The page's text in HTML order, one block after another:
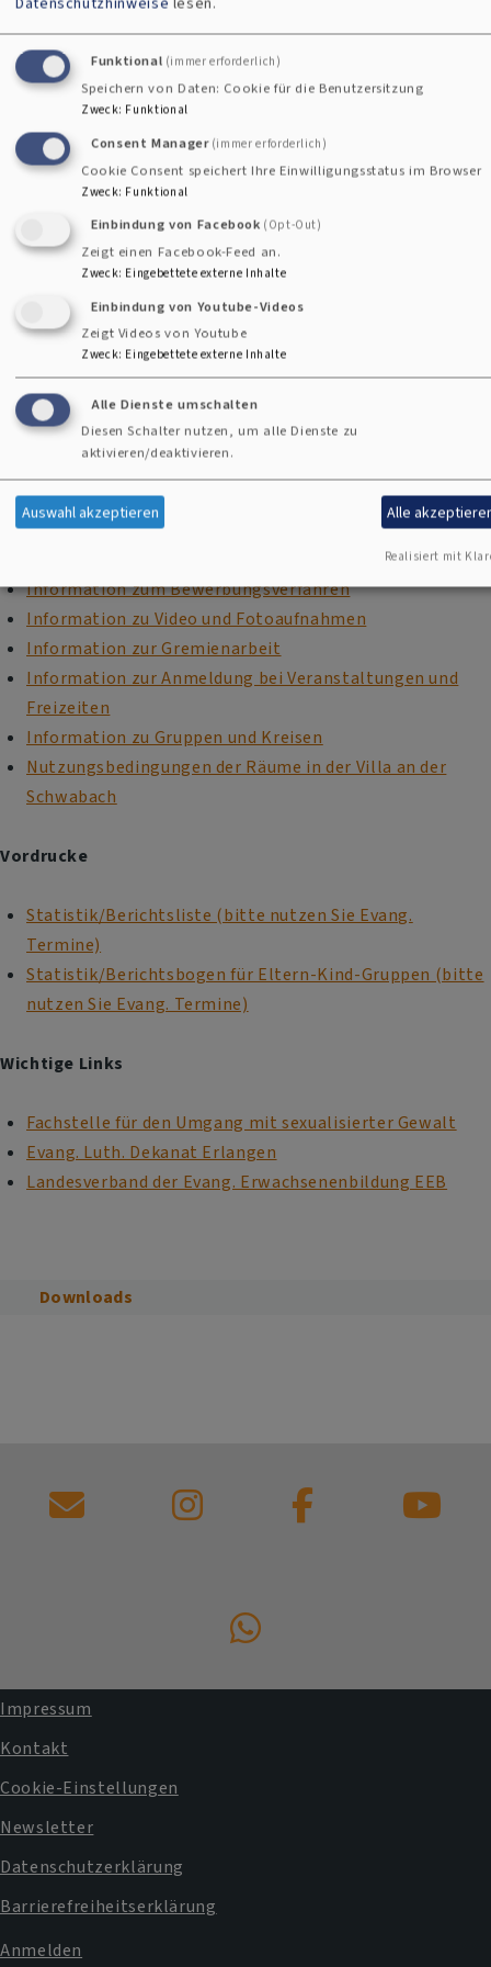
BildungEvangelisch Erlangen – ein Plus für Kirche und
Gesellschaft
Im Fachbereich der Familienarbeit / Familienbildung
orientieren wir uns am Rahmenkonzept der LAGHier
gibt es auch einenkurzen Flyer dazu
Bildungskonzept der Evangelischen
Erwachsenenbildung in Bayern "Horizonte weiten"
Teilnahmebedingungen, Datenschutz und Sonstiges
Teilnahmebedingungen für Veranstaltungen und Kurse
(keine Reisen)
Qualitätsmanagement Zertifizierung
Datenschutz bei Bildung Evangelisch
Datenschutz bei Facebook und Instagram (unsere
Information zum Bewerbungsverfahren
Information zu Video und Fotoaufnahmen
Information zur Gremienarbeit
Information zur Anmeldung bei Veranstaltungen und
Freizeiten
Information zu Gruppen und Kreisen
Nutzungsbedingungen der Räume in der Villa an der
Schwabach
Vordrucke
Statistik/Berichtsliste (bitte nutzen Sie Evang.
Termine)
Statistik/Berichtsbogen für Eltern-Kind-Gruppen (bitte
nutzen Sie Evang. Termine)
Wichtige Links
Fachstelle für den Umgang mit sexualisierter Gewalt
Evang. Luth. Dekanat Erlangen
Landesverband der Evang. Erwachsenenbildung EEB
Downloads
KontaktformularInstagram Facebook YouTube
zum
Fußbereichsmenü
Impressum
Kontakt
Cookie-Einstellungen
Newsletter
Datenschutzerklärung
Barrierefreiheitserklärung
Anmelden
Funktional (immer erforderlich)
Speichern von Daten: Cookie für die Benutzersitzung
Zweck: Funktional
Consent Manager (immer erforderlich)
Cookie Consent speichert Ihre Einwilligungsstatus im Browser
Zweck: Funktional
Einbindung von Facebook (Opt-Out)
Zeigt einen Facebook-Feed an.
Zweck: Eingebettete externe Inhalte
Einbindung von Youtube-Videos
Zeigt Videos von Youtube
Zweck: Eingebettete externe Inhalte
Alle Dienste umschalten
Diesen Schalter nutzen, um alle Dienste zu
aktivieren/deaktivieren.
Auswahl akzeptieren Alle
Realisiert mit